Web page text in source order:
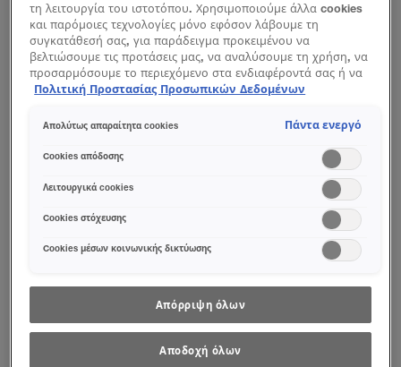
τη λειτουργία του ιστοτόπου. Χρησιμοποιούμε άλλα cookies
και παρόμοιες τεχνολογίες μόνο εφόσον λάβουμε τη
συγκατάθεσή σας, για παράδειγμα προκειμένου να
βελτιώσουμε τις προτάσεις μας, να αναλύσουμε τη χρήση, να
προσαρμόσουμε το περιεχόμενο στα ενδιαφέροντά σας ή να
αναγνωρίσουμε τον browser/ τη συσκευή σας για τη
δείχνουμε σχετικό διαφημιστικό περιεχόμενο σε άλλες
οποία δεν είναι απαραίτητα («Αποδοχή όλων»), να τα
απορρίψετε («Απόρριψη όλων») ή να ρυθμίσετε και να
αποθηκεύσετε τις επιλογές σας («Αποθήκευση επιλογών»).
Μπορείτε επίσης, ανά πάσα στιγμή, να ελέγξετε και να
ρυθμίσετε εκ νέου τις επιλογές σας (επιλέγοντας το link
«Ρυθμίσεις για τα cookies»). Περισσότερες πληροφορίες
μπορείτε να βρείτε στην
Πολιτική Προστασίας Προσωπικών Δεδομένων
Απολύτως απαραίτητα cookies Πάντα ενεργό
Cookies απόδοσης
Λειτουργικά cookies
Cookies στόχευσης
Cookies μέσων κοινωνικής δικτύωσης
Απόρριψη όλων
Αποδοχή όλων